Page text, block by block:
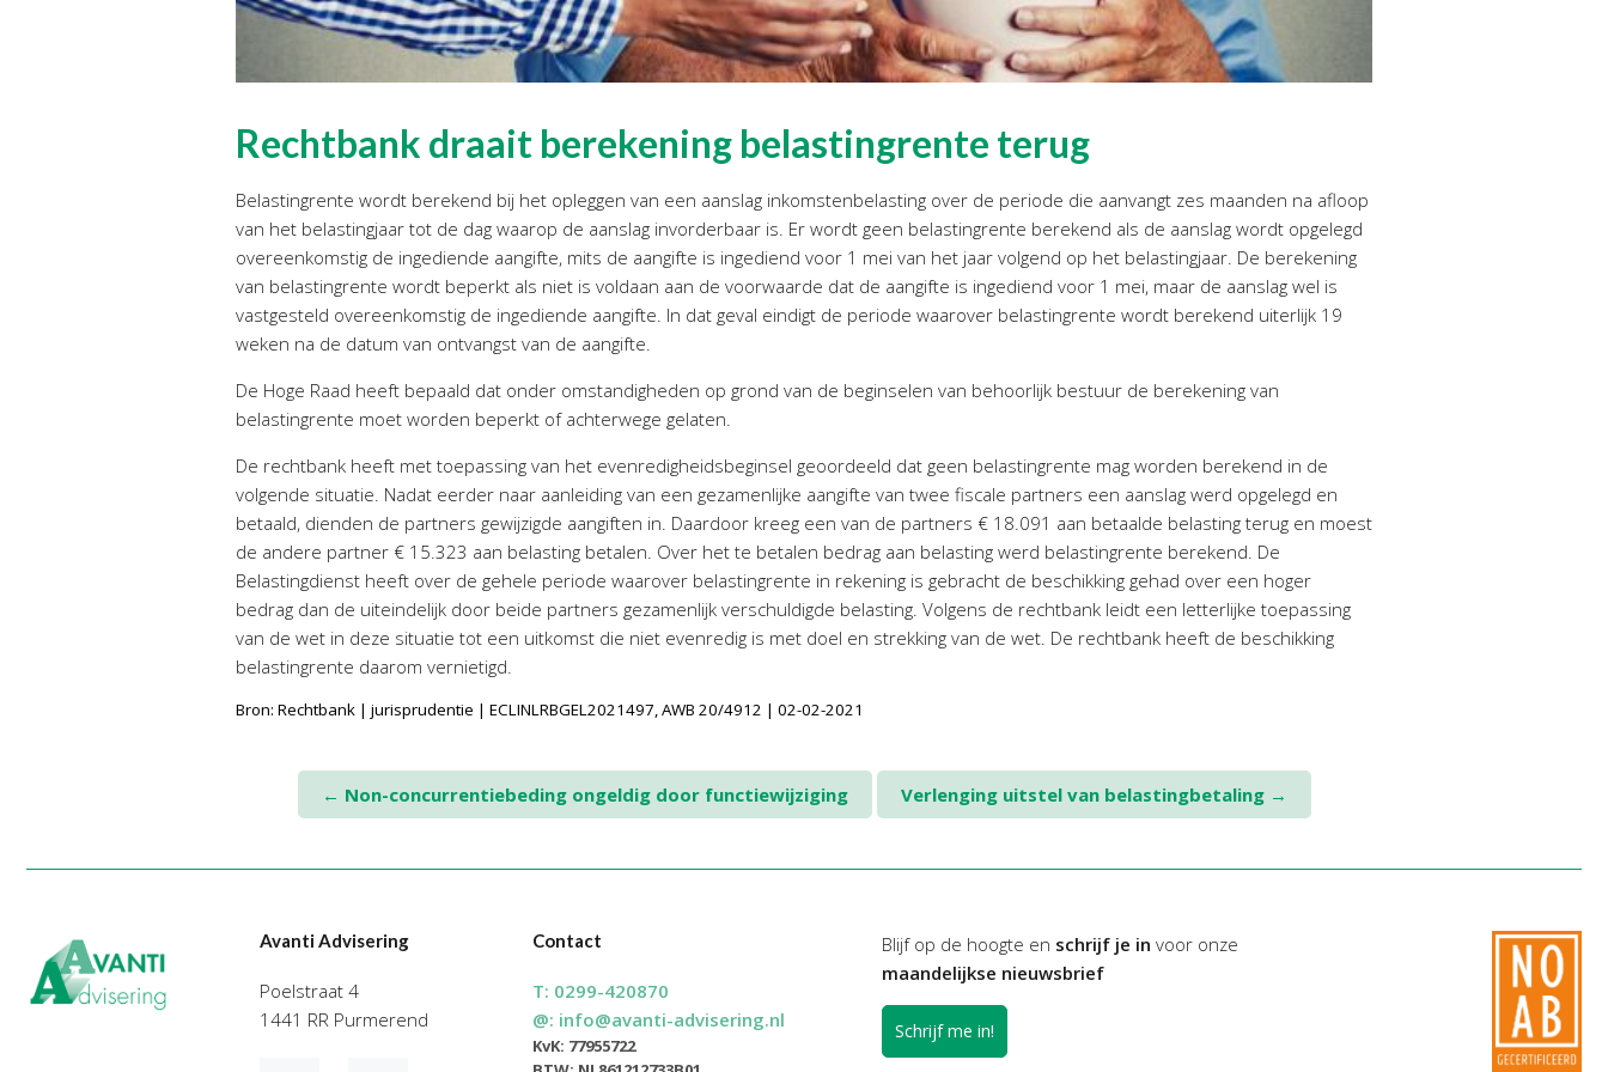
Rechtbank draait berekening belastingrente terug
Belastingrente wordt berekend bij het opleggen van een aanslag inkomstenbelasting over de periode die aanvangt zes maanden na afloop
van het belastingjaar tot de dag waarop de aanslag invorderbaar is. Er wordt geen belastingrente berekend als de aanslag wordt opgelegd
overeenkomstig de ingediende aangifte, mits de aangifte is ingediend voor 1 mei van het jaar volgend op het belastingjaar. De berekening
van belastingrente wordt beperkt als niet is voldaan aan de voorwaarde dat de aangifte is ingediend voor 1 mei, maar de aanslag wel is
vastgesteld overeenkomstig de ingediende aangifte. In dat geval eindigt de periode waarover belastingrente wordt berekend uiterlijk 19
weken na de datum van ontvangst van de aangifte.
De Hoge Raad heeft bepaald dat onder omstandigheden op grond van de beginselen van behoorlijk bestuur de berekening van
belastingrente moet worden beperkt of achterwege gelaten.
De rechtbank heeft met toepassing van het evenredigheidsbeginsel geoordeeld dat geen belastingrente mag worden berekend in de
volgende situatie. Nadat eerder naar aanleiding van een gezamenlijke aangifte van twee fiscale partners een aanslag werd opgelegd en
betaald, dienden de partners gewijzigde aangiften in. Daardoor kreeg een van de partners € 18.091 aan betaalde belasting terug en moest
de andere partner € 15.323 aan belasting betalen. Over het te betalen bedrag aan belasting werd belastingrente berekend. De
Belastingdienst heeft over de gehele periode waarover belastingrente in rekening is gebracht de beschikking gehad over een hoger
bedrag dan de uiteindelijk door beide partners gezamenlijk verschuldigde belasting. Volgens de rechtbank leidt een letterlijke toepassing
van de wet in deze situatie tot een uitkomst die niet evenredig is met doel en strekking van de wet. De rechtbank heeft de beschikking
belastingrente daarom vernietigd.
Bron: Rechtbank | jurisprudentie | ECLINLRBGEL2021497, AWB 20/4912 | 02-02-2021
← Non-concurrentiebeding ongeldig door functiewijziging Verlenging uitstel van belastingbetaling →
Avanti Advisering
Poelstraat 4
1441 RR Purmerend
Contact
T: 0299-420870
@: info@avanti-advisering.nl
KvK: 77955722
Blijf op de hoogte en schrijf je in voor onze
maandelijkse nieuwsbrief
Schrijf me in!